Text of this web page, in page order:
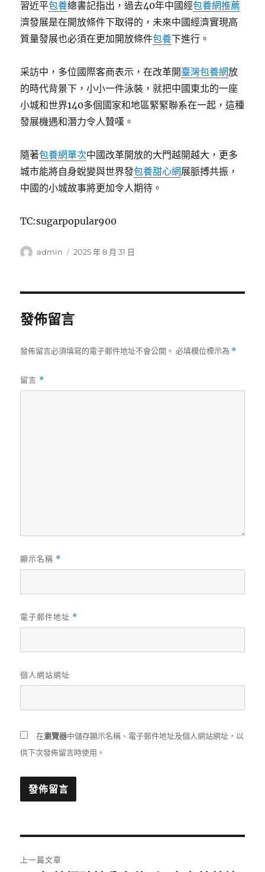
習近平包養總書記指出，過去40年中國經包養網推薦
濟發展是在開放條件下取得的，未來中國經濟實現高
質量發展也必須在更加開放條件包養下進行。
采訪中，多位國際客商表示，在改革開臺灣包養網放
的時代背景下，小小一件泳裝，就把中國東北的一座
小城和世界140多個國家和地區緊緊聯系在一起，這種
發展機遇和潛力令人贊嘆。
隨著包養網單次中國改革開放的大門越開越大，更多
城市能將自身蛻變與世界發包養甜心網展脈搏共振，
中國的小城故事將更加令人期待。
TC:sugarpopular900
作
admin
發
2025 年 8 月 31 日
發佈留言
發佈留言必須填寫的電子郵件地址不會公開。 必填欄位標示為 *
留言 *
顯示名稱 *
電子郵件地址 *
個人網站網址
在瀏覽器中儲存顯示名稱、電子郵件地址及個人網站網址，以
供下次發佈留言時使用。
上一篇文章